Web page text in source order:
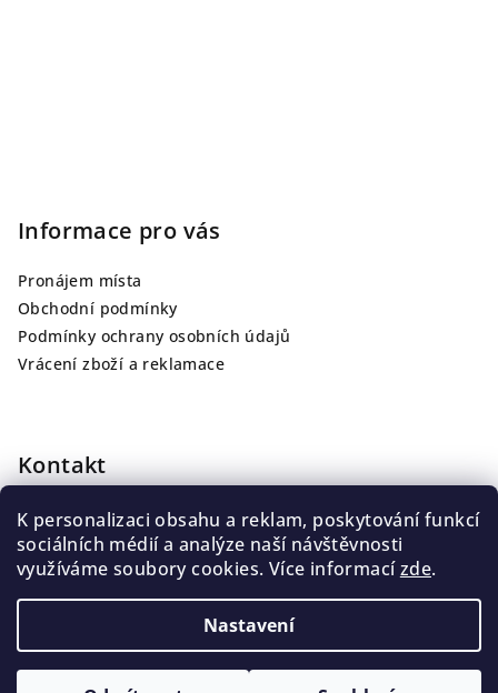
K personalizaci obsahu a reklam, poskytování funkcí
sociálních médií a analýze naší návštěvnosti
využíváme soubory cookies. Více informacízde.
Nastavení
Informace pro vás
Pronájem místa
Obchodní podmínky
Podmínky ochrany osobních údajů
Vrácení zboží a reklamace
Kontakt
info@jarutattoo.cz
+420 775 139 013
Copyright 2026JARUTATTOO. Všechna práva vyhrazena.
Upravit nastavení cookies